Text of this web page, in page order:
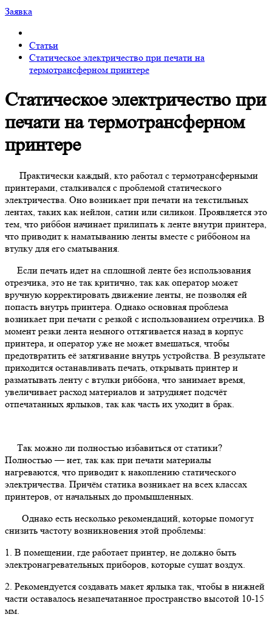
Заявка
Статьи
Статическое электричество при печати на
термотрансферном принтере
Статическое электричество при
печати на термотрансферном
принтере
Практически каждый, кто работал с термотрансферными
принтерами, сталкивался с проблемой статического
электричества. Оно возникает при печати на текстильных
лентах, таких как нейлон, сатин или силикон. Проявляется это
тем, что риббон начинает прилипать к ленте внутри принтера,
что приводит к наматыванию ленты вместе с риббоном на
втулку для его сматывания.
Если печать идет на сплошной ленте без использования
отрезчика, это не так критично, так как оператор может
вручную корректировать движение ленты, не позволяя ей
попасть внутрь принтера. Однако основная проблема
возникает при печати с резкой с использованием отрезчика. В
момент резки лента немного оттягивается назад в корпус
принтера, и оператор уже не может вмешаться, чтобы
предотвратить её затягивание внутрь устройства. В результате
приходится останавливать печать, открывать принтер и
разматывать ленту с втулки риббона, что занимает время,
увеличивает расход материалов и затрудняет подсчёт
отпечатанных ярлыков, так как часть их уходит в брак.
Так можно ли полностью избавиться от статики?
Полностью — нет, так как при печати материалы
нагреваются, что приводит к накоплению статического
электричества. Причём статика возникает на всех классах
принтеров, от начальных до промышленных.
Однако есть несколько рекомендаций, которые помогут
снизить частоту возникновения этой проблемы:
1. В помещении, где работает принтер, не должно быть
электронагревательных приборов, которые сушат воздух.
2. Рекомендуется создавать макет ярлыка так, чтобы в нижней
части оставалось незапечатанное пространство высотой 10-15
мм.